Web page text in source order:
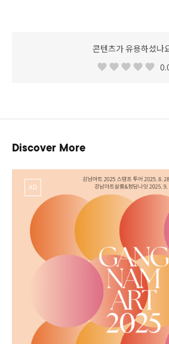
콘텐츠가 유용하셨나
Discover More
AD